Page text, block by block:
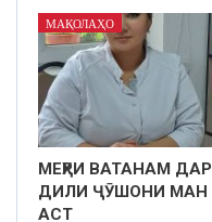
МАҚОЛАҲО
МЕҲРИ ВАТАНАМ ДАР
ДИЛИ ҶӮШОНИ МАН
АСТ